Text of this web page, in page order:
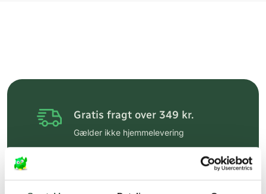
Gratis fragt over 349 kr.
Gælder ikke hjemmelevering
Få hjælp til din webordre
kundeservice@uglecare.dk